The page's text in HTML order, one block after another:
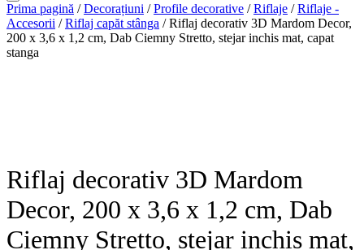
Prima pagină /Decorațiuni /Profile decorative /Riflaje /Riflaje -
Accesorii /Riflaj capăt stânga / Riflaj decorativ 3D Mardom Decor,
200 x 3,6 x 1,2 cm, Dab Ciemny Stretto, stejar inchis mat, capat
stanga
Riflaj decorativ 3D Mardom
Decor, 200 x 3,6 x 1,2 cm, Dab
Ciemny Stretto, stejar inchis mat,